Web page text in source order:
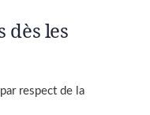
dès les
respect de la